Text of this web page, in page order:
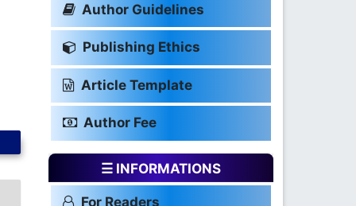
Author Guidelines
Publishing Ethics
Article Template
Author Fee
☰ INFORMATIONS
For Readers